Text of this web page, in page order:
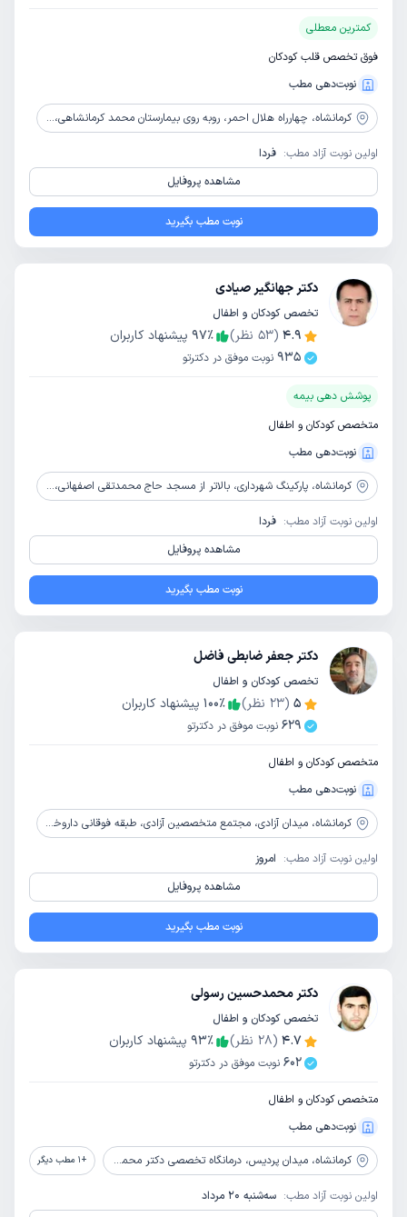
کمترین معطلی
فوق تخصص قلب کودکان
نوبت‌دهی مطب
کرمانشاه، چهارراه هلال احمر، روبه روی بیمارستان محمد کرمانشاهی، ساختمان خورشید، طبقه 5
اولین نوبت آزاد مطب: فردا
مشاهده پروفایل
نوبت مطب بگیرید
دکتر جهانگیر صیادی
تخصص کودکان و اطفال
4.9
(
53 نظر) 97٪
پیشنهاد کاربران
935 نوبت موفق در دکترتو
پوشش دهی بیمه
متخصص کودکان و اطفال
نوبت‌دهی مطب
کرمانشاه، پارکینگ شهرداری، بالاتر از مسجد حاج محمدتقی اصفهانی، مجتمع پزشکی دی، طبقه سوم
اولین نوبت آزاد مطب: فردا
مشاهده پروفایل
نوبت مطب بگیرید
دکتر جعفر ضابطی فاضل
تخصص کودکان و اطفال
5
(
23 نظر) 100٪
پیشنهاد کاربران
629 نوبت موفق در دکترتو
متخصص کودکان و اطفال
نوبت‌دهی مطب
کرمانشاه، میدان آزادی، مجتمع متخصصین آزادی، طبقه فوقانی داروخانه شبانه روزی رازی
اولین نوبت آزاد مطب: امروز
مشاهده پروفایل
نوبت مطب بگیرید
دکتر محمدحسین رسولی
تخصص کودکان و اطفال
4.7
(
28 نظر) 93٪
پیشنهاد کاربران
602 نوبت موفق در دکترتو
متخصص کودکان و اطفال
نوبت‌دهی مطب
کرمانشاه، میدان پردیس، درمانگاه تخصصی دکتر محمدیان +
1 مطب دیگر
اولین نوبت آزاد مطب: سه‌شنبه 20 مرداد